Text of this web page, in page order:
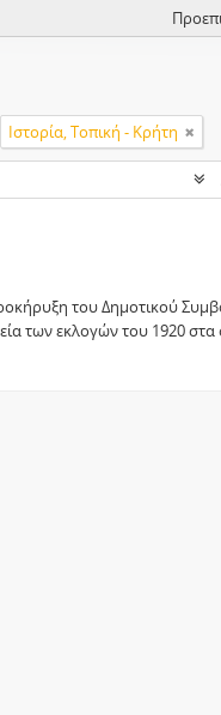
Ιστορία, Τοπική - Κρήτη
του Δημοτικού
των εκλογών του 1920